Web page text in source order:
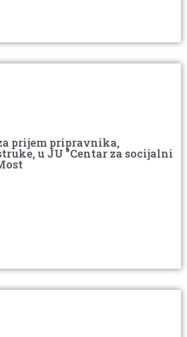
prijem pripravnika,
u JU ”Centar za socijalni